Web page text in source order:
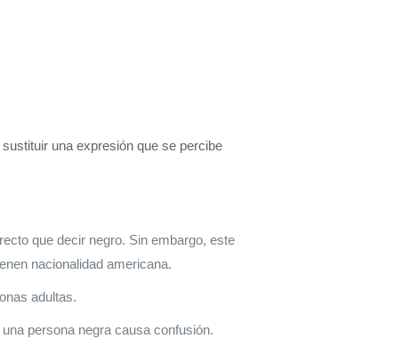
una expresión que se percibe
que decir negro. Sin embargo, este
nacionalidad americana.
adultas.
persona negra causa confusión.